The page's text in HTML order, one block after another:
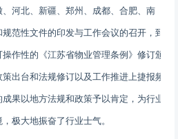
河北、新疆、郑州、成都、合肥、南
范性文件的印发与工作会议的召开，到
作性的《江苏省物业管理条例》修订颁
出台和法规修订以及工作推进上捷报频
果以地方法规和政策予以肯定，为行业
极大地振奋了行业士气。